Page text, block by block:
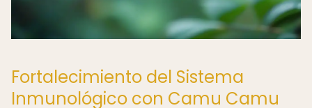
Fortalecimiento del Sistema
Inmunológico con Camu Camu